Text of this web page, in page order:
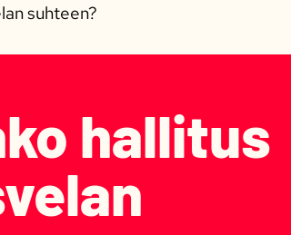
suhteen?
hallitus